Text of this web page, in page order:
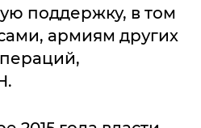
поддержку, в том
армиям других